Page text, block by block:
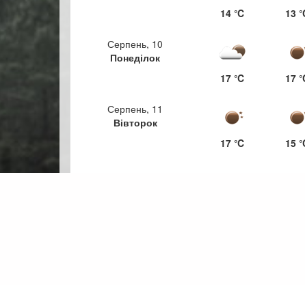
14 ℃
13
Серпень, 10
Понеділок
17 ℃
17
Серпень, 11
Вівторок
17 ℃
15